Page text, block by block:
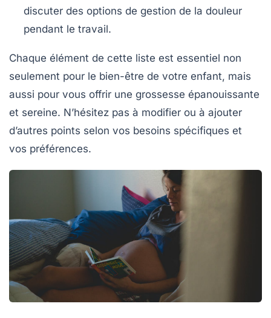
discuter des options de gestion de la douleur
pendant le travail.
Chaque élément de cette liste est essentiel non
seulement pour le bien-être de votre enfant, mais
aussi pour vous offrir une grossesse épanouissante
et sereine. N’hésitez pas à modifier ou à ajouter
d’autres points selon vos besoins spécifiques et
vos préférences.